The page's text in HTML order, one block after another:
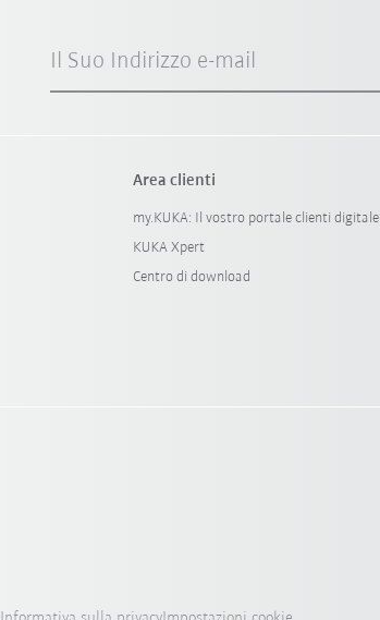
Il Suo Indirizzo e-mail
Area clienti
my.KUKA: Il vostro portale clienti digitale
KUKA Xpert
Centro di download